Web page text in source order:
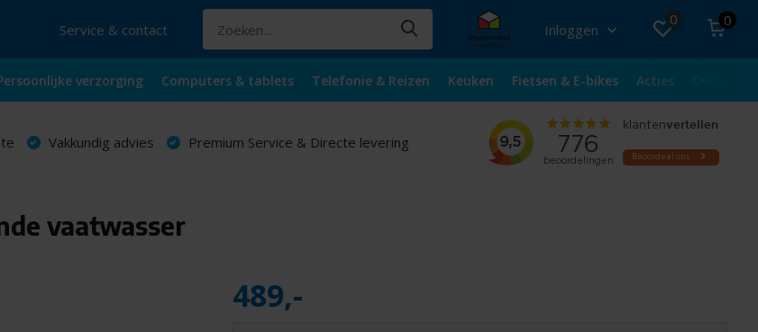
Service & contact Inloggen
0 0
verzorging Computers & tablets Telefonie & Reizen Keuken Fietsen & E-bikes Acties
Vakkundig advies Premium Service & Directe levering
vaatwasser
489,-